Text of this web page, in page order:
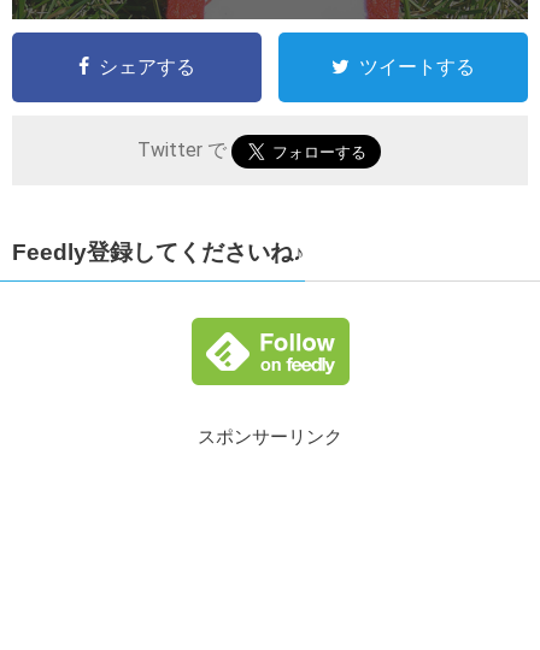
シェアする ツイートする
Twitter で
Feedly登録してくださいね♪
スポンサーリンク